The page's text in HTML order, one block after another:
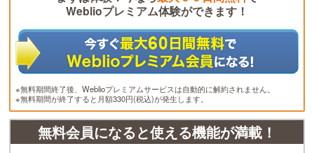
Weblioプレミアム体験ができます！
※無料期間終了後、Weblioプレミアムサービスは自動的に解約されません。
※無料期間が終了すると月額330円(税込)が発生します。
無料会員になると使える機能が満載！